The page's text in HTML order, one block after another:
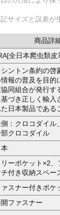
サイズと誤差が
商品詳
全日本爬虫類
シントン条約の啓
情報の普及を目的
同組合が発行す
基づき正しく輸入
日本製品である
：クロコダイル
クロコダイル
リーポケット×2
チ付き収納スペー
ァスナー付きポケ
開ファスナー